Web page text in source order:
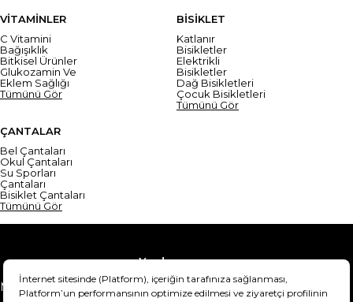
VİTAMİNLER
C Vitamini
Bağışıklık
Bitkisel Ürünler
Glukozamin Ve
Eklem Sağlığı
Tümünü Gör
BİSİKLET
Katlanır
Bisikletler
Elektrikli
Bisikletler
Dağ Bisikletleri
Çocuk Bisikletleri
Tümünü Gör
ÇANTALAR
Bel Çantaları
Okul Çantaları
Su Sporları
Çantaları
Bisiklet Çantaları
Tümünü Gör
Yardım
Mesafeli Satış Sözleşmesi
Teslimat Bilgisi